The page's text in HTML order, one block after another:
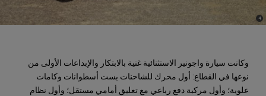
وكانت سيارة واجونير الاستثنائية غنية بالابتكار والإبداعات الأولى من
نوعها في القطاع: أول محرك للشاحنات بست أسطوانات وكامات
علوية؛ وأول مركبة دفع رباعي مع تعليق أمامي مستقل؛ وأول نظام
(
Disclosure
4